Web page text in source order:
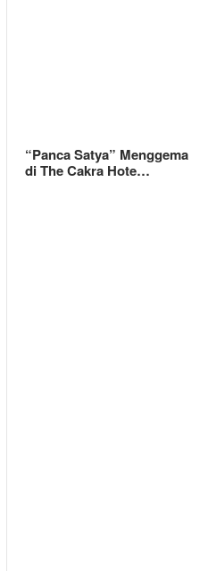
“Panca Satya” Menggema
di The Cakra Hote…